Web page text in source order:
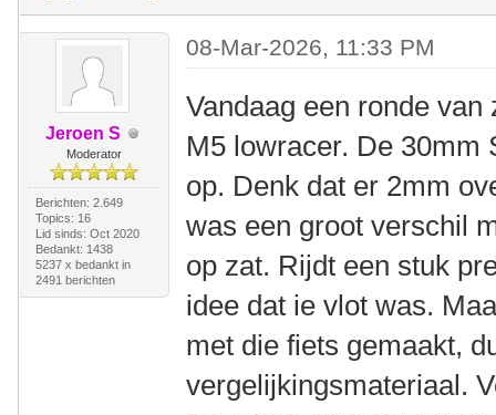
Jeroen S
Moderator
Berichten: 2.649
Topics: 16
Lid sinds: Oct 2020
Bedankt: 1438
5237 x bedankt in
2491 berichten
08-Mar-2026, 11:33 PM
Vandaag een ronde
M5 lowracer. De 30mm
op. Denk dat er 2mm
was een groot verschil
op zat. Rijdt een stuk
idee dat ie vlot was.
met die fiets gemaakt,
vergelijkingsmateriaal.